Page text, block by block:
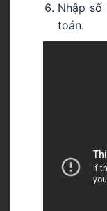
Nhập số
toán.